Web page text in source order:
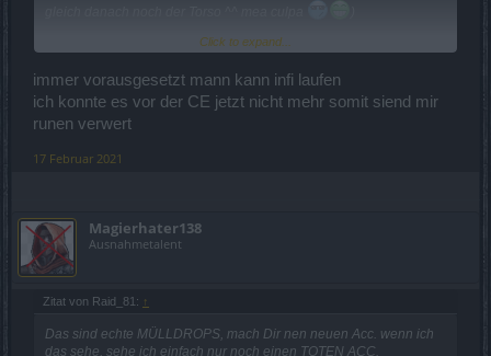
Runenmäßig kann ich nur sagen: Wenn man den Tempelbezirk
an Runen hin. Die Map wimmelt nur so von Minis. Ich mach
vormittags immer gezielt so meine 4-5 Runden, auf Inf. das geht
mittlerweile zum Glück ganz gut, es gibt gute Tage, da sind dann
schon so 6 Stck. drin, an manchen Tagen gibts nix oder, wie ich
auch schon hatte: 3x Materi- und 1 Wissensrune... lol...
Andere Maps besuche ich eigentlich nicht wegen der Runen, die
sind dann evtl. noch ne schöne Dreingabe, aber wenn man zB
nach Brigavik geht, um Runen zu farmen, macht man was falsch.
Da geht man aus anderen Gründen hin, aber ganz sicher nicht
wegen der Runendrops.
Ich beschränke mich im Tempelbezirk weitgehend auf die grünen
und blauen Minis, nehme aber auch das mit, das sich unbedingt in
Click to expand...
immer vorausgesetzt mann kann infi laufen
ich konnte es vor der CE jetzt nicht mehr somit siend mir
runen verwert
17 Februar 2021
Magierhater138
Ausnahmetalent
Zitat von Raid_81: ↑
Das sind echte MÜLLDROPS, mach Dir nen neuen Acc. wenn ich
das sehe, sehe ich einfach nur noch einen TOTEN ACC.